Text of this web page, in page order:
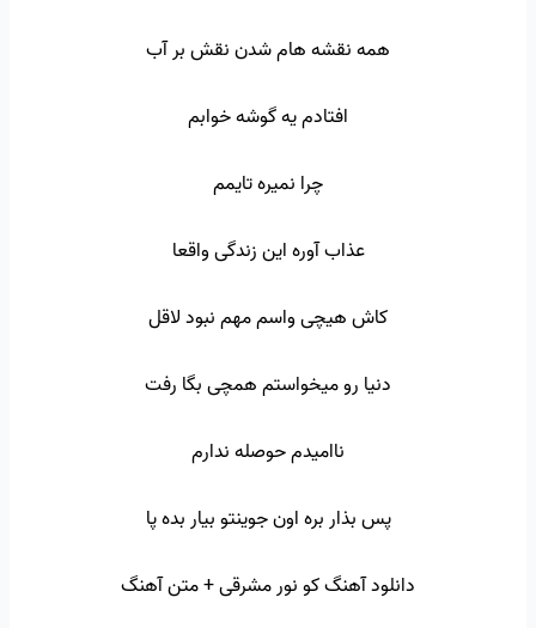
همه نقشه هام شدن نقش بر آب
افتادم یه گوشه خوابم
چرا نمیره تایمم
عذاب آوره این زندگی واقعا
کاش هیچی واسم مهم نبود لاقل
دنیا رو میخواستم همچی بگا رفت
ناامیدم حوصله ندارم
پس بذار بره اون جوینتو بیار بده پا
دانلود آهنگ کو نور مشرقی + متن آهنگ